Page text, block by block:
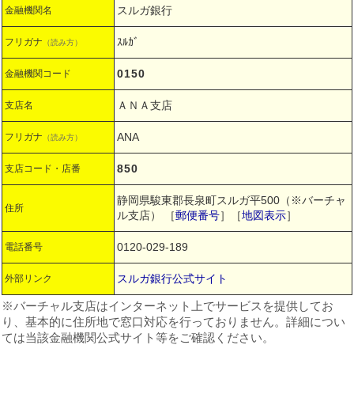
金融機関名 スルガ銀行
フリガナ （読み方） ｽﾙｶﾞ
金融機関コード 0150
支店名 ＡＮＡ支店
フリガナ （読み方） ANA
支店コード・店番 850
住所
静岡県駿東郡長泉町スルガ平500（※バーチャ
ル支店）
［郵便番号］［地図表示］
電話番号 0120-029-189
外部リンク スルガ銀行公式サイト
※バーチャル支店はインターネット上でサービスを提供してお
り、基本的に住所地で窓口対応を行っておりません。詳細につい
ては当該金融機関公式サイト等をご確認ください。